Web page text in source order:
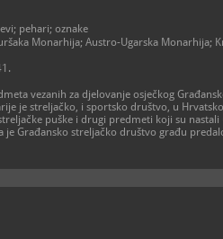
pehari; oznake
Monarhija; Austro-Ugarska Monarhija;
vezanih za djelovanje osječkog
je streljačko, i sportsko društvo, u
puške i drugi predmeti koji su
je Građansko streljačko društvo građu